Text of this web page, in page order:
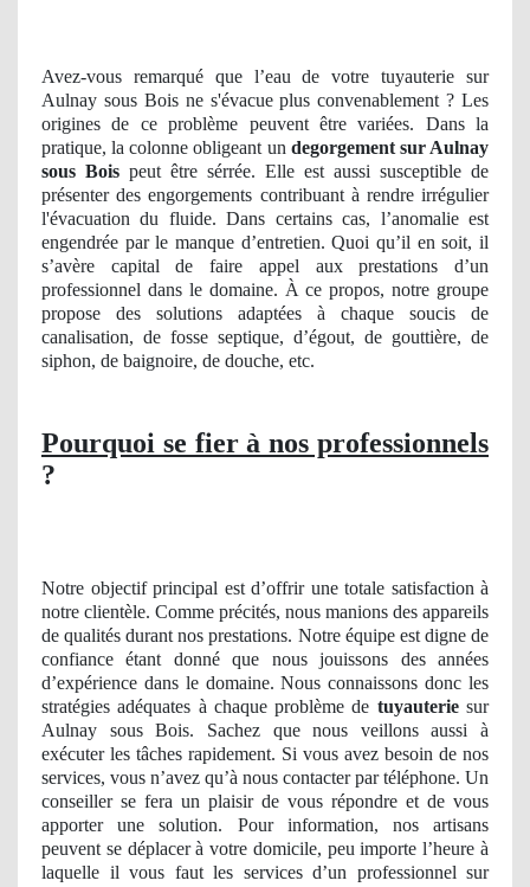
Avez-vous remarqué que l’eau de votre tuyauterie sur
Aulnay sous Bois ne s'évacue plus convenablement ? Les
origines de ce problème peuvent être variées. Dans la
pratique, la colonne obligeant un degorgement sur Aulnay
sous Bois peut être sérrée. Elle est aussi susceptible de
présenter des engorgements contribuant à rendre irrégulier
l'évacuation du fluide. Dans certains cas, l’anomalie est
engendrée par le manque d’entretien. Quoi qu’il en soit, il
s’avère capital de faire appel aux prestations d’un
professionnel dans le domaine. À ce propos, notre groupe
propose des solutions adaptées à chaque soucis de
canalisation, de fosse septique, d’égout, de gouttière, de
siphon, de baignoire, de douche, etc.
Pourquoi se fier à nos professionnels
?
Notre objectif principal est d’offrir une totale satisfaction à
notre clientèle. Comme précités, nous manions des appareils
de qualités durant nos prestations. Notre équipe est digne de
confiance étant donné que nous jouissons des années
d’expérience dans le domaine. Nous connaissons donc les
stratégies adéquates à chaque problème de tuyauteriesur
Aulnay sous Bois. Sachez que nous veillons aussi à
exécuter les tâches rapidement. Si vous avez besoin de nos
services, vous n’avez qu’à nous contacter par téléphone. Un
conseiller se fera un plaisir de vous répondre et de vous
apporter une solution. Pour information, nos artisans
peuvent se déplacer à votre domicile, peu importe l’heure à
laquelle il vous faut les services d’un professionnel sur